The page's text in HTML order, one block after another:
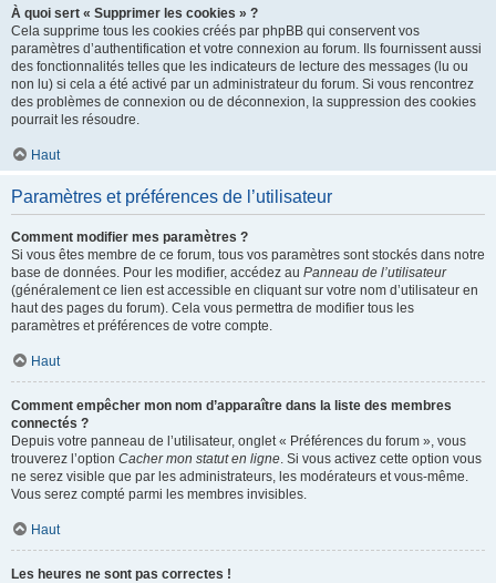
À quoi sert « Supprimer les cookies » ?
Cela supprime tous les cookies créés par phpBB qui conservent vos
paramètres d’authentification et votre connexion au forum. Ils fournissent aussi
des fonctionnalités telles que les indicateurs de lecture des messages (lu ou
non lu) si cela a été activé par un administrateur du forum. Si vous rencontrez
des problèmes de connexion ou de déconnexion, la suppression des cookies
pourrait les résoudre.
Haut
Paramètres et préférences de l’utilisateur
Comment modifier mes paramètres ?
Si vous êtes membre de ce forum, tous vos paramètres sont stockés dans notre
base de données. Pour les modifier, accédez au Panneau de l’utilisateur
(généralement ce lien est accessible en cliquant sur votre nom d’utilisateur en
haut des pages du forum). Cela vous permettra de modifier tous les
paramètres et préférences de votre compte.
Haut
Comment empêcher mon nom d’apparaître dans la liste des membres
connectés ?
Depuis votre panneau de l’utilisateur, onglet « Préférences du forum », vous
trouverez l’option Cacher mon statut en ligne. Si vous activez cette option vous
ne serez visible que par les administrateurs, les modérateurs et vous-même.
Vous serez compté parmi les membres invisibles.
Haut
Les heures ne sont pas correctes !